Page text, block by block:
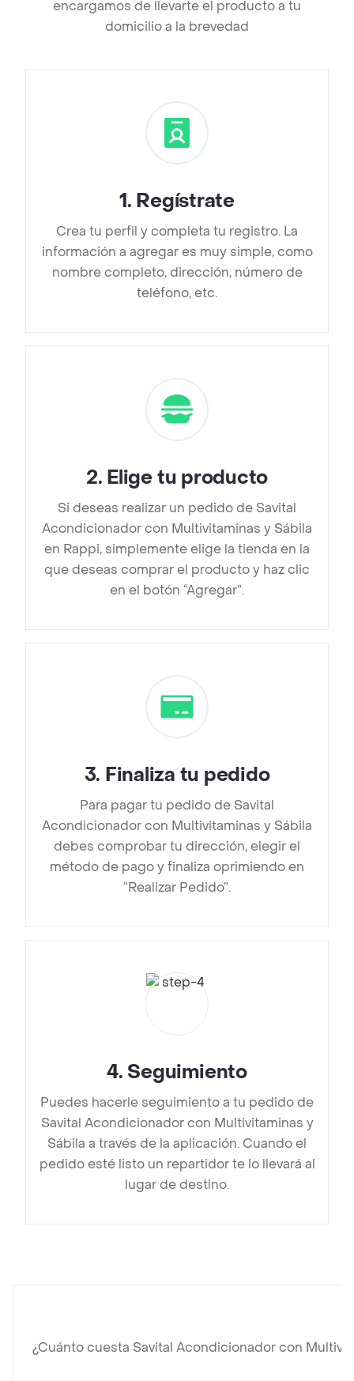
encargamos de llevarte el producto a tu
domicilio a la brevedad
1. Regístrate
Crea tu perfil y completa tu registro. La
información a agregar es muy simple, como
nombre completo, dirección, número de
teléfono, etc.
2. Elige tu producto
Si deseas realizar un pedido de Savital
Acondicionador con Multivitaminas y Sábila
en Rappi, simplemente elige la tienda en la
que deseas comprar el producto y haz clic
en el botón “Agregar”.
3. Finaliza tu pedido
Para pagar tu pedido de Savital
Acondicionador con Multivitaminas y Sábila
debes comprobar tu dirección, elegir el
método de pago y finaliza oprimiendo en
“Realizar Pedido”.
4. Seguimiento
Puedes hacerle seguimiento a tu pedido de
Savital Acondicionador con Multivitaminas y
Sábila a través de la aplicación. Cuando el
pedido esté listo un repartidor te lo llevará al
lugar de destino.
¿Cuánto cuesta Savital Acondicionador con